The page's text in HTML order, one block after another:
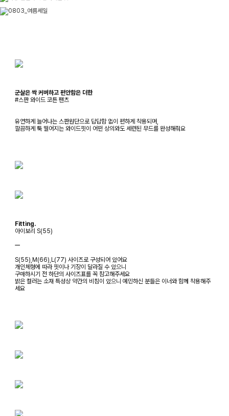
군살은 싹 커버하고 편안함은 더한
#스판 와이드 코튼 팬츠
유연하게 늘어나는 스판원단으로 답답함 없이 편하게 착용되며,
깔끔하게 툭 떨어지는 와이드핏이 어떤 상의와도 세련된 무드를 완성해줘요
Fitting.
아이보리 S(55)
ㅡ
S(55),M(66),L(77) 사이즈로 구성되어 있어요
개인체형에 따라 핏이나 기장이 달라질 수 있으니
구매하시기 전 하단의 사이즈표를 꼭 참고해주세요
밝은 컬러는 소재 특성상 약간의 비침이 있으니 예민하신 분들은 이너와 함께 착용해주
세요